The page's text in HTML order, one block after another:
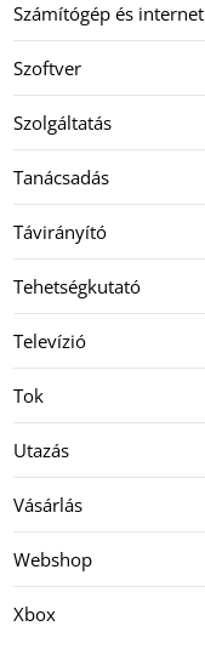
Számítógép és internet
Szoftver
Szolgáltatás
Tanácsadás
Távirányító
Tehetségkutató
Televízió
Tok
Utazás
Vásárlás
Webshop
Xbox